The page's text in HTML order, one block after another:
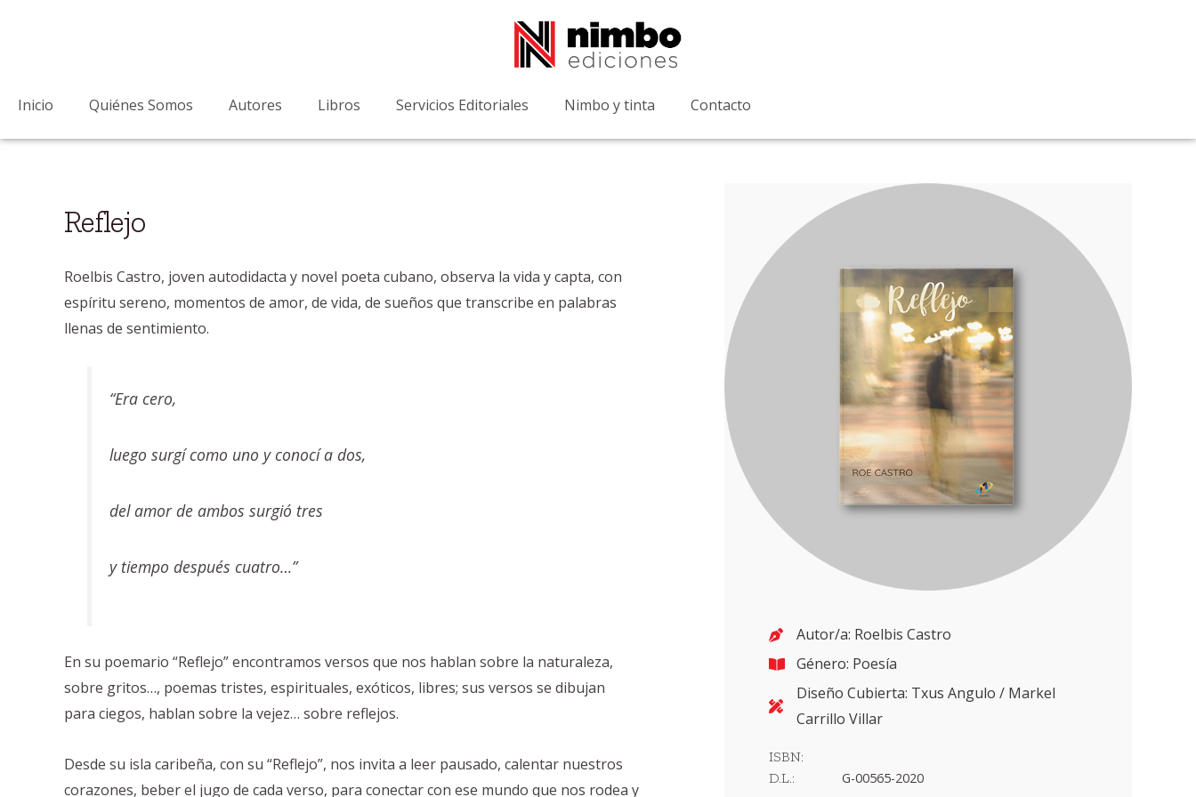
Inicio Quiénes Somos Autores Libros Servicios Editoriales Nimbo y tinta Contacto
Reflejo
Roelbis Castro, joven autodidacta y novel poeta cubano, observa la vida y capta, con
espíritu sereno, momentos de amor, de vida, de sueños que transcribe en palabras
llenas de sentimiento.
“Era cero,
luego surgí como uno y conocí a dos,
del amor de ambos surgió tres
y tiempo después cuatro…”
En su poemario “Reflejo” encontramos versos que nos hablan sobre la naturaleza,
sobre gritos…, poemas tristes, espirituales, exóticos, libres; sus versos se dibujan
para ciegos, hablan sobre la vejez… sobre reflejos.
Desde su isla caribeña, con su “Reflejo”, nos invita a leer pausado, calentar nuestros
corazones, beber el jugo de cada verso, para conectar con ese mundo que nos rodea y
Autor/a: Roelbis Castro
Género: Poesía
Diseño Cubierta: Txus Angulo / Markel
Carrillo Villar
ISBN:
D.L.:
G-00565-2020